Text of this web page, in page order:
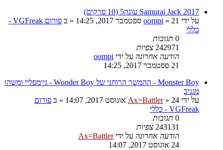
Samurai Jack 2017 עונה5 (10 פרקים)
על ידי
oompi » 21 ספטמבר 2017, 14:25 » ב
פורום VGFreak -
כללי
0 תגובות
242971 צפיות
הודעה אחרונה על ידי oompi
21 ספטמבר 2017, 14:25
Monster Boy - ההמשך הרוחני של Wonder Boy - גיימפליי ומשהו
מגניב
על ידי
Ax=Battler» 24 אוגוסט 2017, 14:07 » ב פורום
VGFreak - כללי
0 תגובות
243131 צפיות
הודעה אחרונה על ידיAx=Battler
24 אוגוסט 2017, 14:07